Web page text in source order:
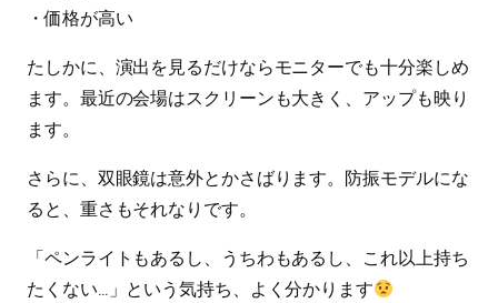
・価格が高い
たしかに、演出を見るだけならモニターでも十分楽しめ
ます。最近の会場はスクリーンも大きく、アップも映り
ます。
さらに、双眼鏡は意外とかさばります。防振モデルにな
ると、重さもそれなりです。
「ペンライトもあるし、うちわもあるし、これ以上持ち
たくない…」という気持ち、よく分かります